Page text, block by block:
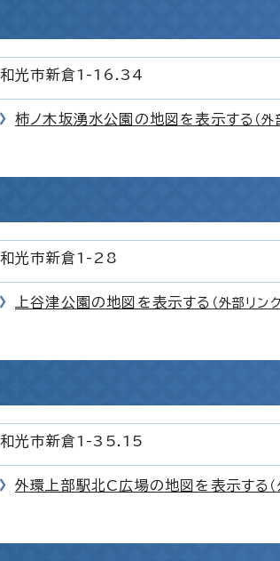
和光市新倉1-16.34
柿ノ木坂湧水公園の地図を表示する （外
和光市新倉1-28
上谷津公園の地図を表示する （外部リンク
和光市新倉1-35.15
外環上部駅北C広場の地図を表示する